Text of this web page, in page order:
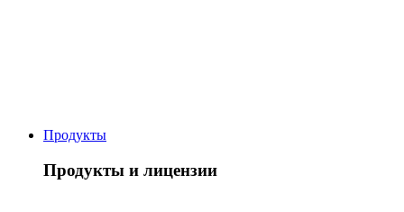
Продукты
Продукты и лицензии